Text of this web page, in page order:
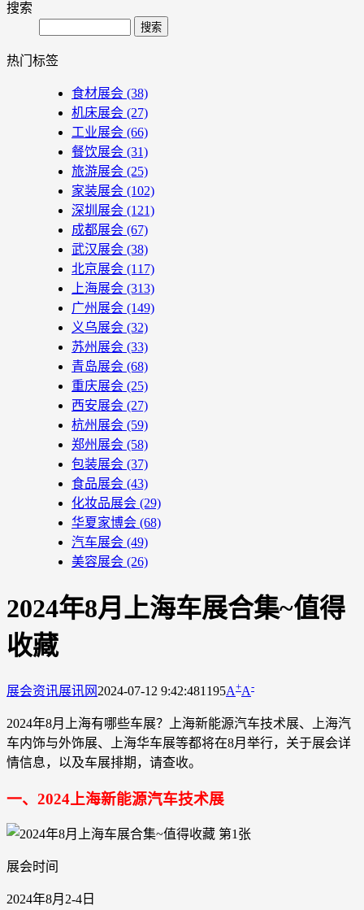
搜索
Search
热门标签
食材展会 (38)
机床展会 (27)
工业展会 (66)
餐饮展会 (31)
旅游展会 (25)
家装展会 (102)
深圳展会 (121)
成都展会 (67)
武汉展会 (38)
北京展会 (117)
上海展会 (313)
广州展会 (149)
义乌展会 (32)
苏州展会 (33)
青岛展会 (68)
重庆展会 (25)
西安展会 (27)
杭州展会 (59)
郑州展会 (58)
包装展会 (37)
食品展会 (43)
化妆品展会 (29)
华夏家博会 (68)
汽车展会 (49)
美容展会 (26)
2024年8月上海车展合集~值得
收藏
展会资讯展讯网 2024-07-12 9:42:481195A+A-
2024年8月上海有哪些车展？上海新能源汽车技术展、上海汽
车内饰与外饰展、上海华车展等都将在8月举行，关于展会详
情信息，以及车展排期，请查收。
一、2024上海新能源汽车技术展
展会时间
2024年8月2-4日